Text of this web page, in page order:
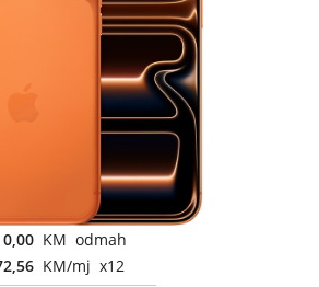
0,00 KM odmah
KM/mj x12